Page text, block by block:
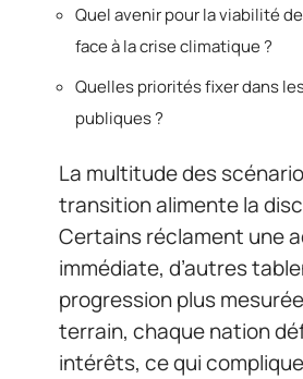
Quel avenir pour la viabilité
face à la crise climatique ?
Quelles priorités fixer dans
publiques ?
La multitude des
transition alimente la
Certains réclament une
immédiate, d’autres
progression plus
terrain, chaque nation
intérêts, ce qui